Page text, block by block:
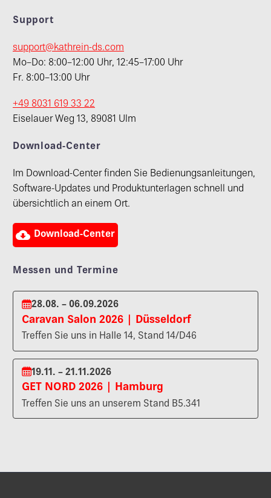
Support
support@kathrein-ds.com
Mo–Do: 8:00–12:00 Uhr, 12:45–17:00 Uhr
Fr. 8:00–13:00 Uhr
+49 8031 619 33 22
Eiselauer Weg 13, 89081 Ulm
Download-Center
Im Download-Center finden Sie Bedienungsanleitungen,
Software-Updates und Produktunterlagen schnell und
übersichtlich an einem Ort.
 Download-Center
Messen und Termine
28.08. – 06.09.2026
Caravan Salon 2026 | Düsseldorf
Treffen Sie uns in Halle 14, Stand 14/D46
19.11. – 21.11.2026
GET NORD 2026 | Hamburg
Treffen Sie uns an unserem Stand B5.341